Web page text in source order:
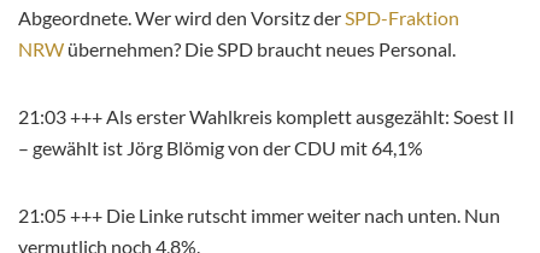
Abgeordnete. Wer wird den Vorsitz derSPD-Fraktion
NRW übernehmen? Die SPD braucht neues Personal.
21:03 +++ Als erster Wahlkreis komplett ausgezählt: Soest II
– gewählt ist Jörg Blömig von der CDU mit 64,1%
21:05 +++ Die Linke rutscht immer weiter nach unten. Nun
vermutlich noch 4,8%.